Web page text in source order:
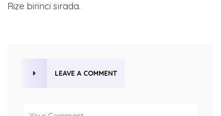
Rize birinci sırada.
LEAVE A COMMENT